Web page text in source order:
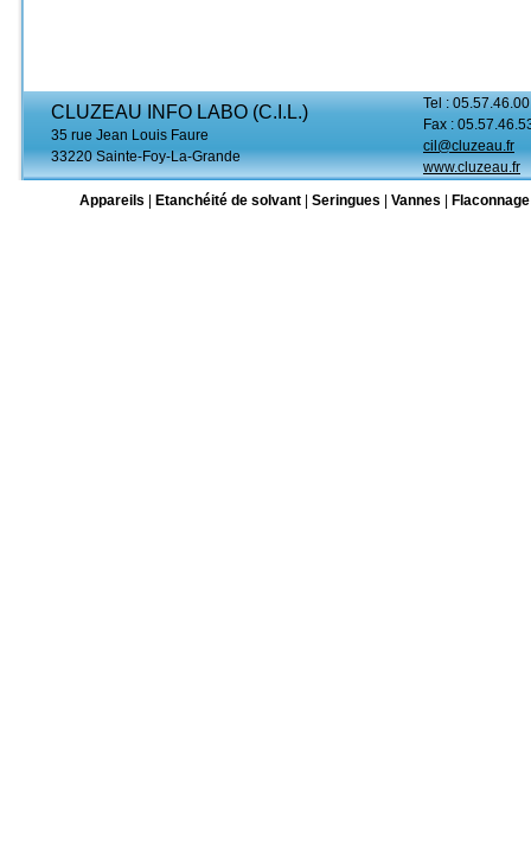
CLUZEAU INFO LABO (C.I.L.)
35 rue Jean Louis Faure
33220 Sainte-Foy-La-Grande
Tel :
Fax :
cil@cluzeau.fr
www.cluzeau.fr
Appareils
Etanchéité de solvant Seringues Vannes Flaconnage